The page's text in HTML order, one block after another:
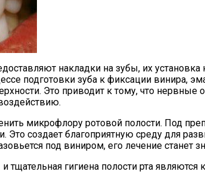
накладки на зубы, их
подготовки зуба к фиксации винира,
Это приводит к тому, что
микрофлору ротовой полости. Под
Это создает благоприятную среду для
под виниром, его лечение станет
тщательная гигиена полости рта